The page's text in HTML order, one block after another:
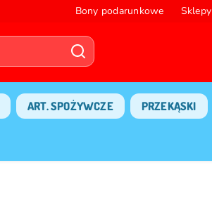
Bony podarunkowe Sklepy
ART. SPOŻYWCZE PRZEKĄSKI